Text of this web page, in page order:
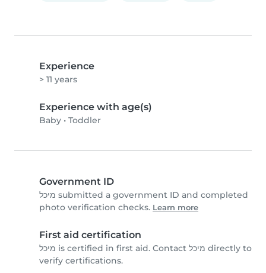
Experience
> 11 years
Experience with age(s)
Baby • Toddler
Government ID
מיכל submitted a government ID and completed
photo verification checks. Learn more
First aid certification
מיכל is certified in first aid. Contact מיכל directly to
verify certifications.